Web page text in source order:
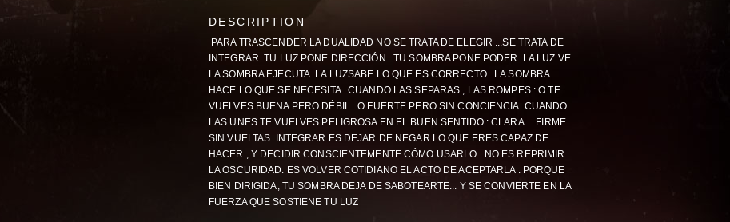
DESCRIPTION
PARA TRASCENDER LA DUALIDAD NO SE TRATA DE ELEGIR ...SE TRATA DE
INTEGRAR. TU LUZ PONE DIRECCIÓN . TU SOMBRA PONE PODER. LA LUZ VE.
LA SOMBRA EJECUTA. LA LUZSABE LO QUE ES CORRECTO . LA SOMBRA
HACE LO QUE SE NECESITA . CUANDO LAS SEPARAS , LAS ROMPES : O TE
VUELVES BUENA PERO DÉBIL...O FUERTE PERO SIN CONCIENCIA. CUANDO
LAS UNES TE VUELVES PELIGROSA EN EL BUEN SENTIDO : CLARA ... FIRME ...
SIN VUELTAS. INTEGRAR ES DEJAR DE NEGAR LO QUE ERES CAPAZ DE
HACER , Y DECIDIR CONSCIENTEMENTE CÓMO USARLO . NO ES REPRIMIR
LA OSCURIDAD. ES VOLVER COTIDIANO EL ACTO DE ACEPTARLA . PORQUE
BIEN DIRIGIDA, TU SOMBRA DEJA DE SABOTEARTE... Y SE CONVIERTE EN LA
FUERZA QUE SOSTIENE TU LUZ